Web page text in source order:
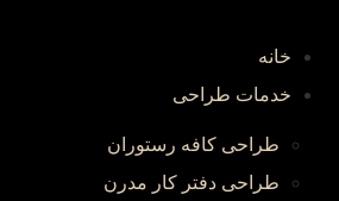
محتوا
خانه
خدمات طراحی
طراحی کافه رستوران
طراحی دفتر کار مدرن